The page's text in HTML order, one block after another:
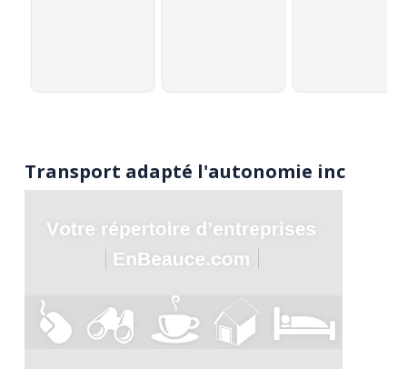
Transport adapté l'autonomie inc